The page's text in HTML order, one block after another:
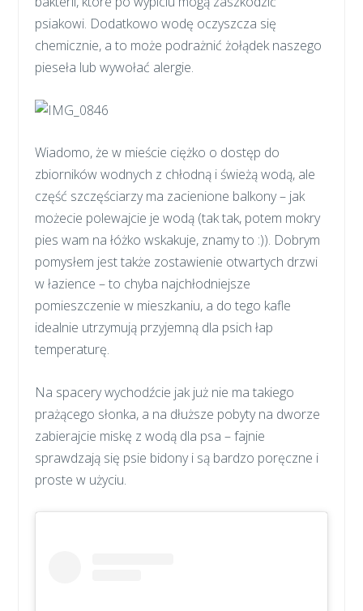
psiakowi. Dodatkowo wodę oczyszcza się
chemicznie, a to może podrażnić żołądek naszego
pieseła lub wywołać alergie.
Wiadomo, że w mieście ciężko o dostęp do
zbiorników wodnych z chłodną i świeżą wodą, ale
część szczęściarzy ma zacienione balkony – jak
możecie polewajcie je wodą (tak tak, potem mokry
pies wam na łóżko wskakuje, znamy to :)). Dobrym
pomysłem jest także zostawienie otwartych drzwi
w łazience – to chyba najchłodniejsze
pomieszczenie w mieszkaniu, a do tego kafle
idealnie utrzymują przyjemną dla psich łap
temperaturę.
Na spacery wychodźcie jak już nie ma takiego
prażącego słonka, a na dłuższe pobyty na dworze
zabierajcie miskę z wodą dla psa – fajnie
sprawdzają się psie bidony i są bardzo poręczne i
proste w użyciu.